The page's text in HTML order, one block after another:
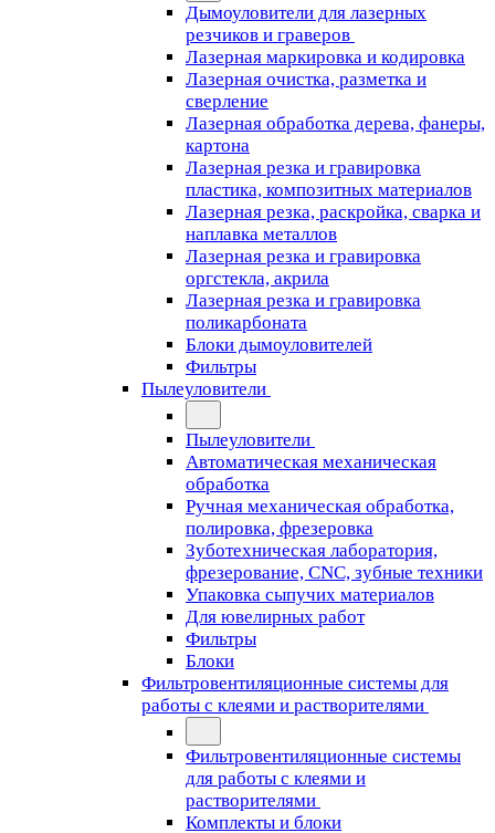
Дымоуловители для лазерных
резчиков и граверов
Лазерная маркировка и кодировка
Лазерная очистка, разметка и
сверление
Лазерная обработка дерева, фанеры,
картона
Лазерная резка и гравировка
пластика, композитных материалов
Лазерная резка, раскройка, сварка и
наплавка металлов
Лазерная резка и гравировка
оргстекла, акрила
Лазерная резка и гравировка
поликарбоната
Блоки дымоуловителей
Фильтры
Пылеуловители
Пылеуловители
Автоматическая механическая
обработка
Ручная механическая обработка,
полировка, фрезеровка
Зуботехническая лаборатория,
фрезерование, CNC, зубные техники
Упаковка сыпучих материалов
Для ювелирных работ
Фильтры
Блоки
Фильтровентиляционные системы для
работы с клеями и растворителями
Фильтровентиляционные системы
для работы с клеями и
растворителями
Комплекты и блоки